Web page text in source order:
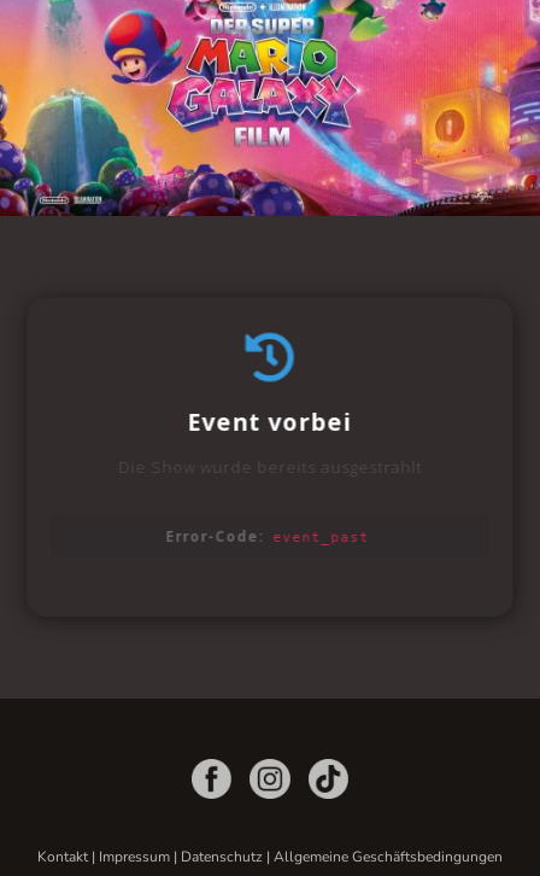
Kontakt| Impressum | Datenschutz | Allgemeine Geschäftsbedingungen